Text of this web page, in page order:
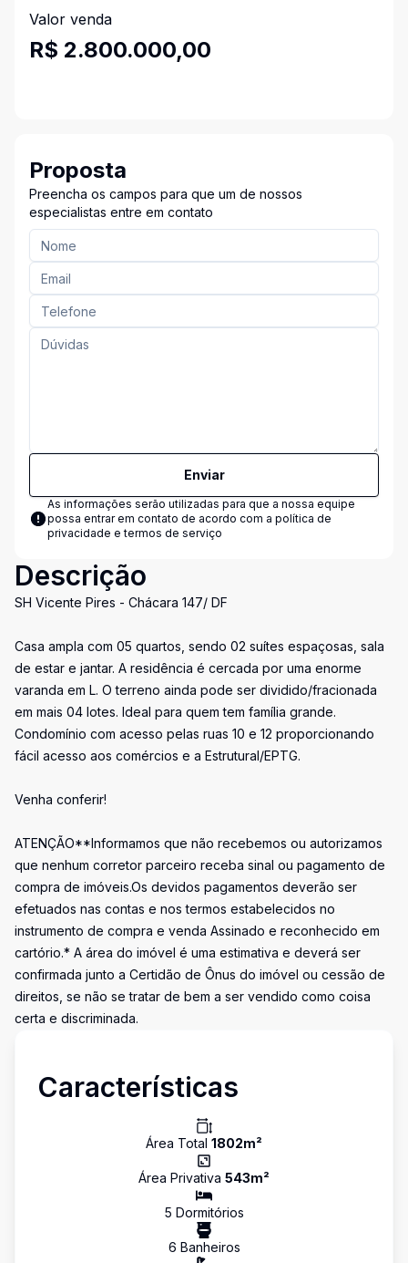
Valor venda
R$ 2.800.000,00
Proposta
Preencha os campos para que um de nossos
especialistas entre em contato
Enviar
As informações serão utilizadas para que a nossa equipe
possa entrar em contato de acordo com a política de
privacidade e termos de serviço
Descrição
SH Vicente Pires - Chácara 147/ DF
Casa ampla com 05 quartos, sendo 02 suítes espaçosas, sala
de estar e jantar. A residência é cercada por uma enorme
varanda em L. O terreno ainda pode ser dividido/fracionada
em mais 04 lotes. Ideal para quem tem família grande.
Condomínio com acesso pelas ruas 10 e 12 proporcionando
fácil acesso aos comércios e a Estrutural/EPTG.
Venha conferir!
ATENÇÃO**Informamos que não recebemos ou autorizamos
que nenhum corretor parceiro receba sinal ou pagamento de
compra de imóveis.Os devidos pagamentos deverão ser
efetuados nas contas e nos termos estabelecidos no
instrumento de compra e venda Assinado e reconhecido em
cartório.* A área do imóvel é uma estimativa e deverá ser
confirmada junto a Certidão de Ônus do imóvel ou cessão de
direitos, se não se tratar de bem a ser vendido como coisa
certa e discriminada.
Características
Área Total 1802m²
Área Privativa 543m²
5 Dormitórios
6 Banheiros